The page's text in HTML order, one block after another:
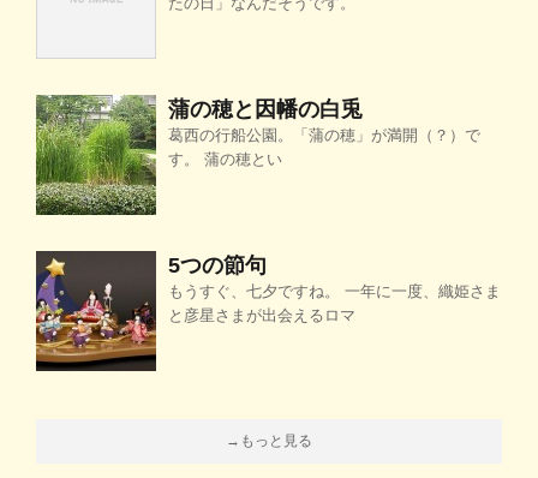
蒲の穂と因幡の白兎
葛西の行船公園。「蒲の穂」が満開（？）で
す。 蒲の穂とい
5つの節句
もうすぐ、七夕ですね。 一年に一度、織姫さま
と彦星さまが出会えるロマ
→もっと見る